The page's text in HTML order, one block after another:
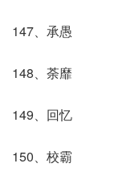
147、承愚
148、荼靡
149、回忆
150、校霸